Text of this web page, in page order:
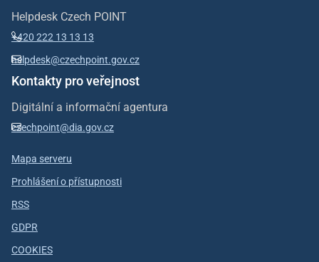
Helpdesk Czech POINT
+420 222 13 13 13
helpdesk@czechpoint.gov.cz
Kontakty pro veřejnost
Digitální a informační agentura
czechpoint@dia.gov.cz
Mapa serveru
Prohlášení o přístupnosti
RSS
GDPR
COOKIES